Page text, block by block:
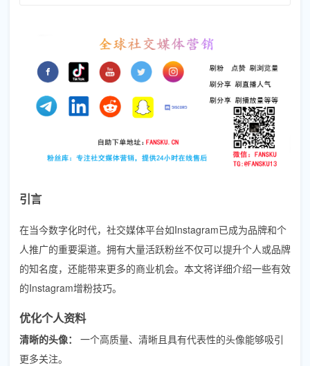
引言
在当今数字化时代，社交媒体平台如Instagram已成为品牌和个
人推广的重要渠道。拥有大量活跃粉丝不仅可以提升个人或品牌
的知名度，还能带来更多的商业机会。本文将详细介绍一些有效
的Instagram增粉技巧。
优化个人资料
清晰的头像：
一个高质量、清晰且具有代表性的头像能够吸引
更多关注。